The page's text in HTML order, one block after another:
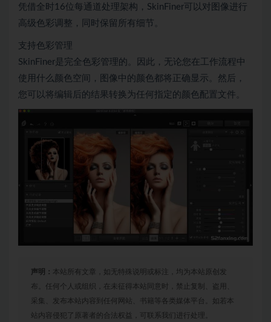
凭借全时16位每通道处理架构，SkinFiner可以对图像进行
高级色彩调整，同时保留所有细节。
支持色彩管理
SkinFiner是完全色彩管理的。因此，无论您在工作流程中
使用什么颜色空间，图像中的颜色都将正确显示。然后，
您可以将编辑后的结果转换为任何指定的颜色配置文件。
声明： 本站所有文章，如无特殊说明或标注，均为本站原创发
布。任何个人或组织，在未征得本站同意时，禁止复制、盗用、
采集、发布本站内容到任何网站、书籍等各类媒体平台。如若本
站内容侵犯了原著者的合法权益，可联系我们进行处理。